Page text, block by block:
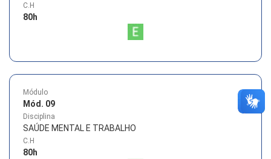
C.H
80h
Módulo
Mód. 09
Disciplina
SAÚDE MENTAL E TRABALHO
C.H
80h